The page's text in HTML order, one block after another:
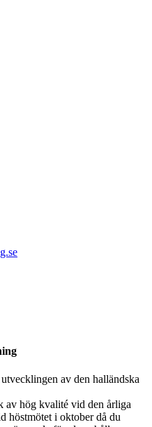
av den halländska
av hög kvalité vid den årliga
höstmötet i oktober då du